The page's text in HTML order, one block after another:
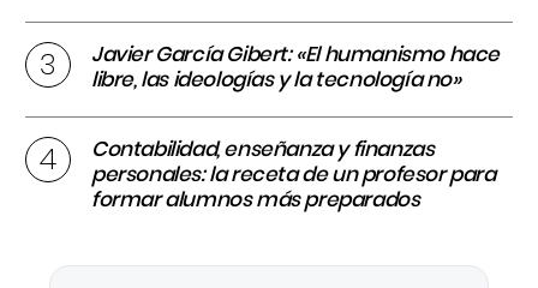
Javier García Gibert: «El humanismo hace
libre, las ideologías y la tecnología no»
Contabilidad, enseñanza y finanzas
personales: la receta de un profesor para
formar alumnos más preparados